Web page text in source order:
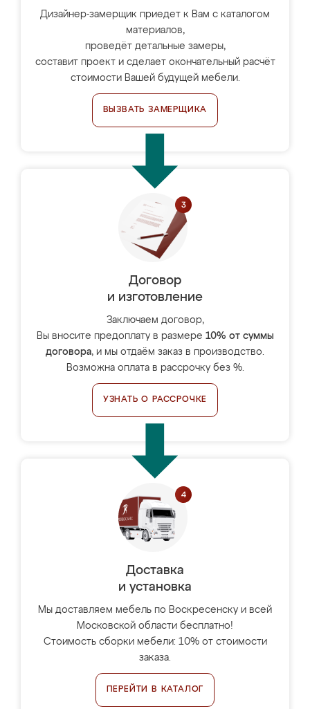
Дизайнер-замерщик приедет к Вам с каталогом
материалов,
проведёт детальные замеры,
составит проект и сделает окончательный расчёт
стоимости Вашей будущей мебели.
ВЫЗВАТЬ ЗАМЕРЩИКА
Договор
и изготовление
Заключаем договор,
Вы вносите предоплату в размере 10% от суммы
договора, и мы отдаём заказ в производство.
Возможна оплата в рассрочку без %.
УЗНАТЬ О РАССРОЧКЕ
Доставка
и установка
Мы доставляем мебель по Воскресенску и всей
Московской области бесплатно!
Стоимость сборки мебели: 10% от стоимости
заказа.
ПЕРЕЙТИ В КАТАЛОГ